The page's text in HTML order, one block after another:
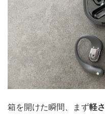
箱を開けた瞬間、まず軽さ